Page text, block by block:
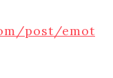
post/emot